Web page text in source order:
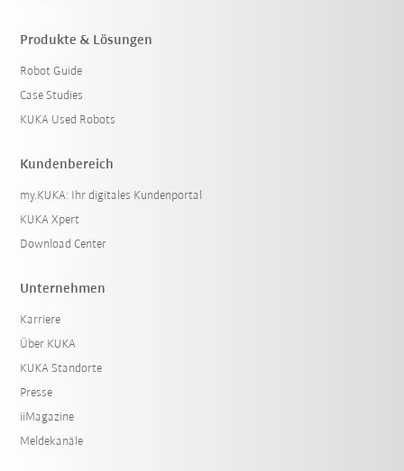
Produkte & Lösungen
Robot Guide
Case Studies
KUKA Used Robots
Kundenbereich
my.KUKA: Ihr digitales Kundenportal
KUKA Xpert
Download Center
Unternehmen
Karriere
Über KUKA
KUKA Standorte
Presse
iiMagazine
Meldekanäle